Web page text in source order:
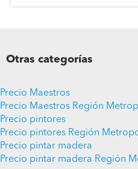
Otras categorías
Precio Maestros
Precio Maestros Región
Precio pintores
Precio pintores Región
Precio pintar madera
Precio pintar madera Región